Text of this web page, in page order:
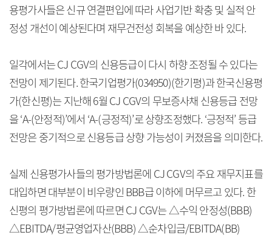
용평가사들은 신규 연결편입에 따라 사업기반 확충 및 실적 안
정성 개선이 예상된다며 재무건전성 회복을 예상한 바 있다.
일각에서는 CJ CGV의 신용등급이 다시 하향 조정될 수 있다는
전망이 제기된다. 한국기업평가(034950)(한기평)과 한국신용평
가(한신평)는 지난해 6월 CJ CGV의 무보증사채 신용등급 전망
을 ‘A-(안정적)’에서 ‘A-(긍정적)’로 상향조정했다. ‘긍정적’ 등급
전망은 중기적으로 신용등급 상향 가능성이 커졌음을 의미한다.
실제 신용평가사들의 평가방법론에 CJ CGV의 주요 재무지표를
대입하면 대부분이 비우량인 BBB급 이하에 머무르고 있다. 한
신평의 평가방법론에 따르면 CJ CGV는 △수익 안정성(BBB)
△EBITDA/평균영업자산(BBB) △순차입금/EBITDA(BB)